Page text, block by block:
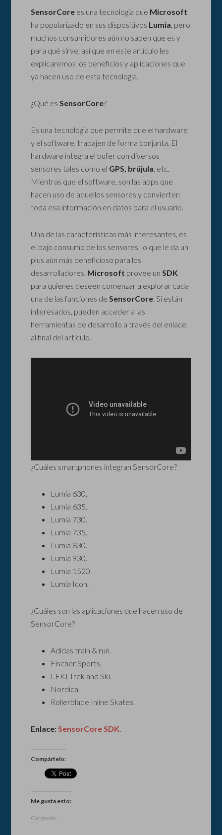
SensorCore es una tecnología que Microsoft
ha popularizado en sus dispositivos Lumia, pero
muchos consumidores aún no saben que es y
para qué sirve, así que en este artículo les
explicaremos los beneficios y aplicaciones que
ya hacen uso de esta tecnología.
¿Qué esSensorCore?
Es una tecnología que permite que el hardware
y el software, trabajen de forma conjunta. El
hardware integra el bufer con diversos
sensores tales como el GPS, brújula, etc.
Mientras que el software, son las apps que
hacen uso de aquellos sensores y convierten
toda esa información en datos para el usuario.
Una de las características más interesantes, es
el bajo consumo de los sensores, lo que le da un
plus aún más beneficioso para los
desarrolladores. Microsoft provee unSDK
para quienes deseen comenzar a explorar cada
una de las funciones deSensorCore. Si están
interesados, pueden acceder a las
herramientas de desarrollo a través del enlace,
al final del artículo.
¿Cuáles smartphones integran SensorCore?
Lumia 630.
Lumia 635.
Lumia 730.
Lumia 735.
Lumia 830.
Lumia 930.
Lumia 1520.
Lumia Icon.
¿Cuáles son las aplicaciones que hacen uso de
SensorCore?
Adidas train & run.
Fischer Sports.
LEKI Trek and Ski.
Nordica.
Rollerblade Inline Skates.
Enlace: SensorCore SDK.
Compártelo:
Me gusta esto:
Cargando...